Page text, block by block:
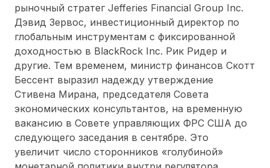
рыночный стратег Jefferies Financial Group Inc.
Дэвид Зервос, инвестиционный директор по
глобальным инструментам с фиксированной
доходностью в BlackRock Inc. Рик Ридер и
другие. Тем временем, министр финансов Скотт
Бессент выразил надежду утверждение
Стивена Мирана, председателя Совета
экономических консультантов, на временную
вакансию в Совете управляющих ФРС США до
следующего заседания в сентябре. Это
увеличит число сторонников «голубиной»